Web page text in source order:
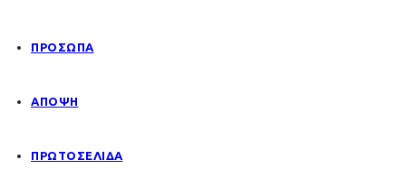
ΠΡΟΣΩΠΑ
ΑΠΟΨΗ
ΠΡΩΤΟΣΕΛΙΔΑ